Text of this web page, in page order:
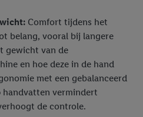
Comfort tijdens het
belang, vooral bij langere
gewicht van de
en hoe deze in de hand
met een gebalanceerd
handvatten vermindert
de controle.